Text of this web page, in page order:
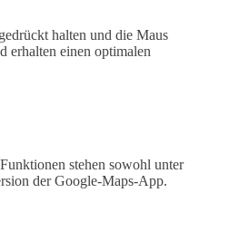
halten und die Maus
erhalten einen optimalen
stehen sowohl unter
der Google-Maps-App.